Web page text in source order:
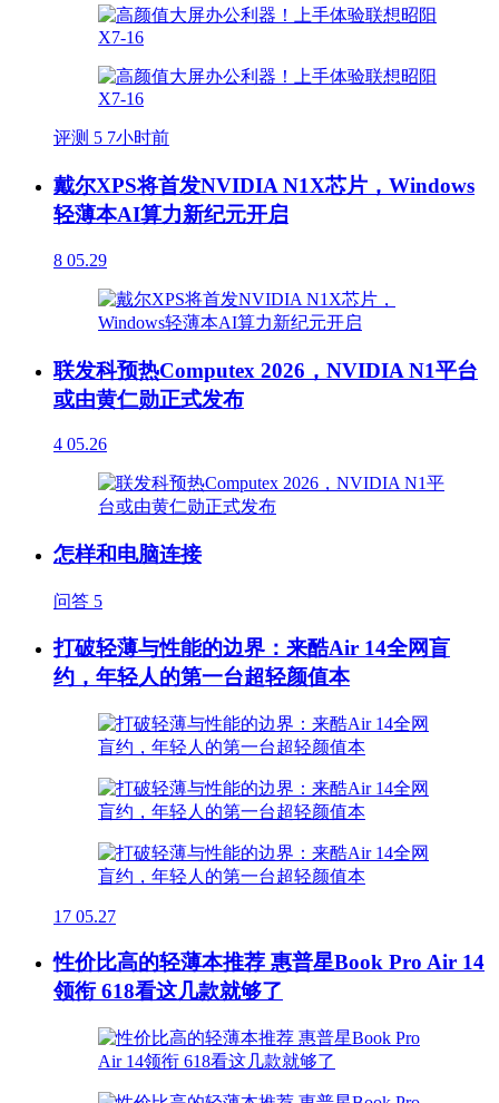
评测 5 7小时前
戴尔XPS将首发NVIDIA N1X芯片，Windows
轻薄本AI算力新纪元开启
8 05.29
联发科预热Computex 2026，NVIDIA N1平台
或由黄仁勋正式发布
4 05.26
怎样和电脑连接
问答 5
打破轻薄与性能的边界：来酷Air 14全网盲
约，年轻人的第一台超轻颜值本
17 05.27
性价比高的轻薄本推荐 惠普星Book Pro Air 14
领衔 618看这几款就够了